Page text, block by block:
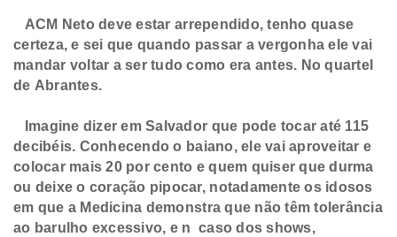
ACM Neto deve estar arrependido, tenho quase
certeza, e sei que quando passar avergonha ele vai
mandar voltar a ser tudo como era antes. No quartel
de Abrantes.
Imagine dizer em Salvador que pode tocar até 115
decibéis. Conhecendo o baiano, ele vai aproveitar e
colocar mais 20 por cento e quem quiserque durma
ou deixe o coração pipocar, notadamente os idosos
em que a Medicina demonstra que não têm tolerância
ao barulho excessivo, e n caso dos shows,